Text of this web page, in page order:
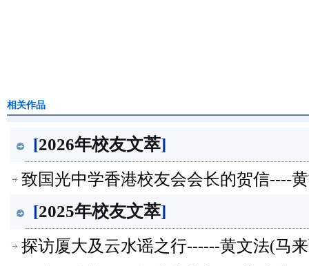
相关作品
[2026年校友文萃]
致国光中学香港校友会会长的贺信----
[2025年校友文萃]
探访厦大及云水谣之行------黄文法(马